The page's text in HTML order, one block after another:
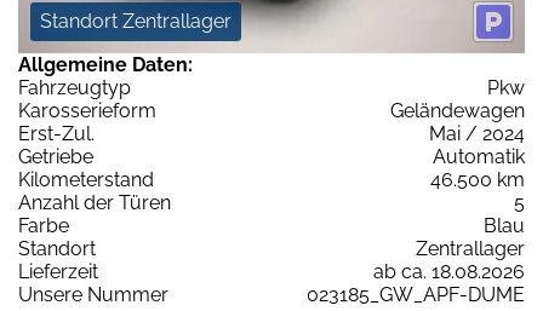
Standort Zentrallager
Allgemeine Daten:
Fahrzeugtyp
Pkw
Karosserieform
Geländewagen
Erst-Zul.
Mai / 2024
Getriebe
Automatik
Kilometerstand
46.500 km
Anzahl der Türen
5
Farbe
Blau
Standort
Zentrallager
Lieferzeit
ab ca. 18.08.2026
Unsere Nummer
023185_GW_APF-DUME